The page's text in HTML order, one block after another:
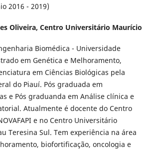
2016 - 2019)
Oliveira, Centro Universitário Maurício
Biomédica - Universidade
em Genética e Melhoramento,
em Ciências Biológicas pela
do Piauí. Pós graduada em
e Pós graduanda em Análise clínica e
Atualmente é docente do Centro
e no Centro Universitário
Teresina Sul. Tem experiência na área
biofortificação, oncologia e